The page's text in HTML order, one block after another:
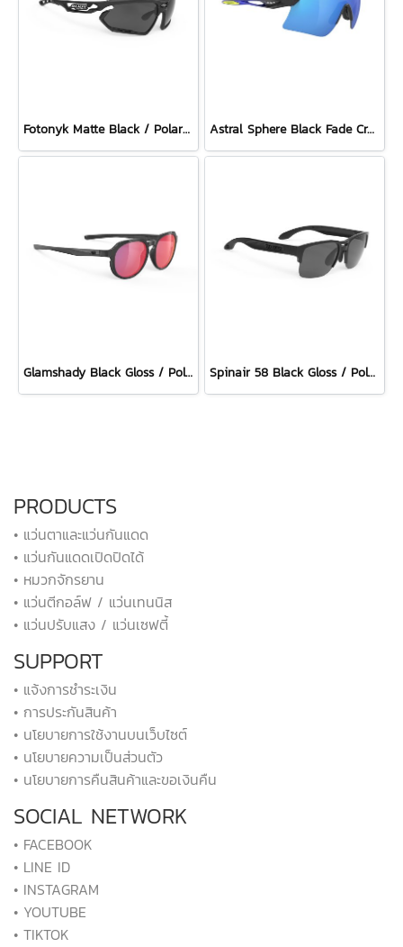
Fotonyk Matte Black / Polar 3FX Grey (2 pairs of bumpers) Astral Sphere Black Fade Crystal Blue Gloss / Polar 3FX Multilaser Blue
Glamshady Black Gloss / Polar 3FX HDR Multilaser Red Spinair 58 Black Gloss / Polar 3 FX Grey
PRODUCTS
• แว่นตาและแว่นกันแดด
• แว่นกันแดดเปิดปิดได้
• หมวกจักรยาน
• แว่นตีกอล์ฟ / แว่นเทนนิส
• แว่นปรับแสง / แว่นเซฟตี้
SUPPORT
• แจ้งการชำระเงิน
• การประกันสินค้า
• นโยบายการใช้งานบนเว็บไซต์
• นโยบายความเป็นส่วนตัว
• นโยบายการคืนสินค้าและขอเงินคืน
SOCIAL NETWORK
• FACEBOOK
• LINE ID
• INSTAGRAM
• YOUTUBE
• TIKTOK